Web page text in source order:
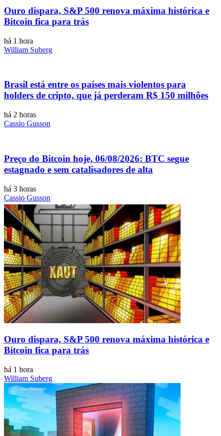
Ouro dispara, S&P 500 renova máxima histórica e
Bitcoin fica para trás
há 1 hora
William Suberg
Brasil está entre os países mais violentos para
holders de cripto, que já perderam R$ 150 milhões
há 2 horas
Cassio Gusson
Preço do Bitcoin hoje, 06/08/2026: BTC segue
estagnado e sem catalisadores de alta
há 3 horas
Cassio Gusson
Ouro dispara, S&P 500 renova máxima histórica e
Bitcoin fica para trás
há 1 hora
William Suberg